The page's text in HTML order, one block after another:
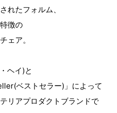
れたフォルム、
徴の
ェア。
ヘイ)と
ベストセラー)」によって
リアプロダクトブランドで